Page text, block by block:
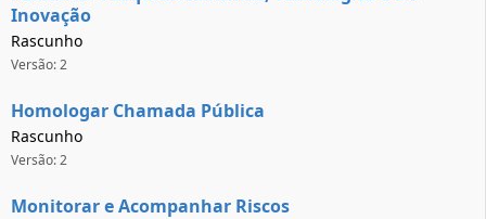
Inovação
Rascunho
Versão: 2
Homologar Chamada Pública
Rascunho
Versão: 2
Monitorar e Acompanhar Riscos